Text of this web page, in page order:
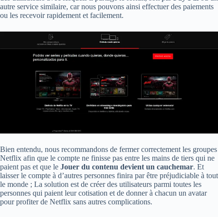
autre service similaire, car nous pouvons ainsi effectuer des paiements
ou les recevoir rapidement et facilement.
Bien entendu, nous recommandons de fermer correctement les groupes
Netflix afin que le compte ne finisse pas entre les mains de tiers qui ne
paient pas et que le Jouer du contenu devient un cauchemar. Et
laisser le compte à d’autres personnes finira par être préjudiciable à tout
le monde ; La solution est de créer des utilisateurs parmi toutes les
personnes qui paient leur cotisation et de donner à chacun un avatar
pour profiter de Netflix sans autres complications.